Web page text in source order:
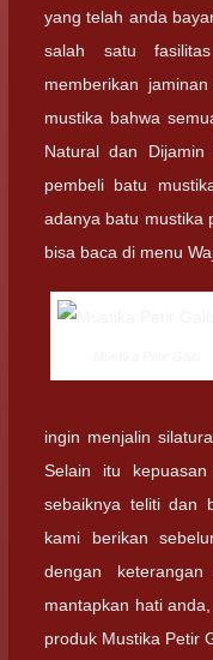
yang telah anda
salah satu
memberikan
mustika bahwa
Natural dan
pembeli batu
adanya batu mustika
bisa baca di menu
ingin menjalin
Selain itu
sebaiknya teliti dan
kami berikan
dengan
mantapkan hati
produk Mustika Petir